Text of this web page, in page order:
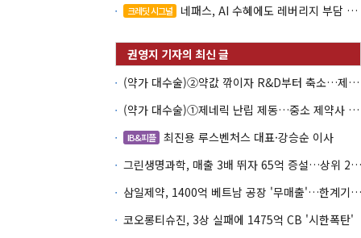
크레딧 시그널 네패스, AI 수혜에도 레버리지 부담 여전
(약가 대수술)②약값 깎이자 R&D부터 축소…제약업계 비상경영 돌입
(약가 대수술)①제네릭 난립 제동…중소 제약사 수익성 비상
IB&피플
최진용 루스벤처스 대표·강승순 이사
그린생명과학, 매출 3배 뛰자 65억 증설…상위 2곳 의존도 82%
삼일제약, 1400억 베트남 공장 '무매출'…한계기업 편입 위기
코오롱티슈진, 3상 실패에 1475억 CB '시한폭탄'